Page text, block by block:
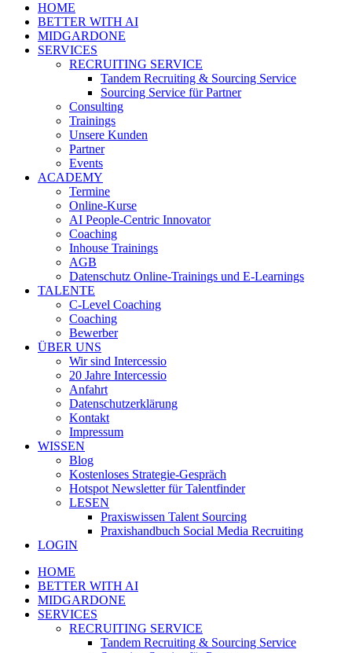
HOME
BETTER WITH AI
MIDGARDONE
SERVICES
RECRUITING SERVICE
Tandem Recruiting & Sourcing Service
Sourcing Service für Partner
Consulting
Trainings
Unsere Kunden
Partner
Events
ACADEMY
Termine
Online-Kurse
AI People-Centric Innovator
Coaching
Inhouse Trainings
AGB
Datenschutz Online-Trainings und E-Learnings
TALENTE
C-Level Coaching
Coaching
Bewerber
ÜBER UNS
Wir sind Intercessio
20 Jahre Intercessio
Anfahrt
Datenschutzerklärung
Kontakt
Impressum
WISSEN
Blog
Kostenloses Strategie-Gespräch
Hotspot Newsletter für Talentfinder
LESEN
Praxiswissen Talent Sourcing
Praxishandbuch Social Media Recruiting
LOGIN
HOME
BETTER WITH AI
MIDGARDONE
SERVICES
RECRUITING SERVICE
Tandem Recruiting & Sourcing Service